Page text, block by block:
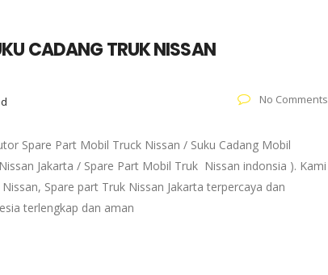
CADANG TRUK NISSAN
No Comments
Spare Part Mobil Truck Nissan / Suku Cadang Mobil
Jakarta / Spare Part Mobil Truk Nissan indonsia ). Kami
Spare part Truk Nissan Jakarta terpercaya dan
terlengkap dan aman